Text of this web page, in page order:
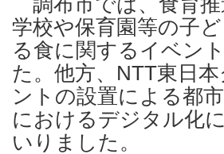
学校や保育園等の子
る食に関するイベン
た。他方、NTT東日
ントの設置による都
におけるデジタル化
いりました。